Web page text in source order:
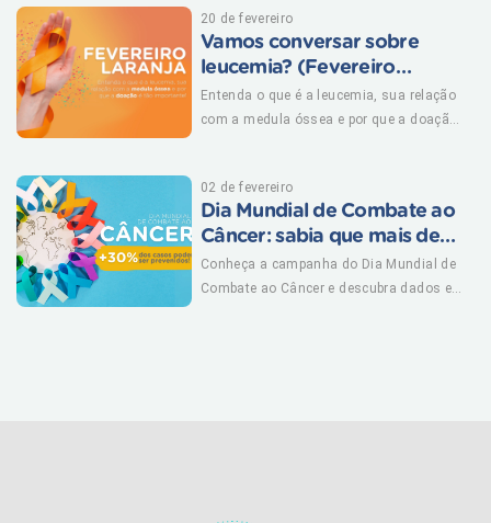
proteger. (mais…)
20 de fevereiro
Vamos conversar sobre
leucemia? (Fevereiro
Laranja)
Entenda o que é a leucemia, sua relação
com a medula óssea e por que a doação
02 de fevereiro
Dia Mundial de Combate ao
Câncer: sabia que mais de
30% dos casos podem ser
prevenidos?
Conheça a campanha do Dia Mundial de
Combate ao Câncer e descubra dados e